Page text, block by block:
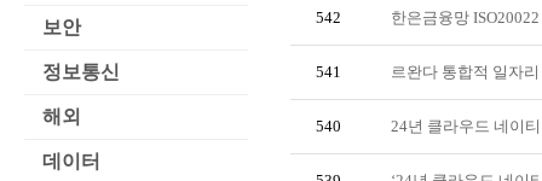
542 한은금융망
541 르완다 통합적 일자
540 24년 클라우드 네이
보안
정보통신
해외
데이터